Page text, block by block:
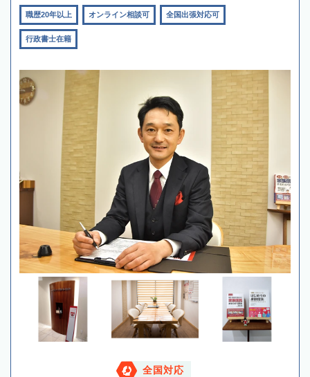
職歴20年以上 オンライン相談可 全国出張対応可
行政書士在籍
全国対応